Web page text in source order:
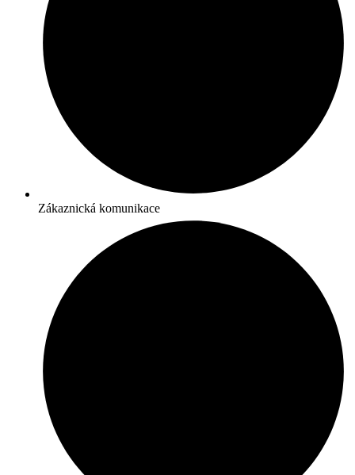
Zákaznická komunikace